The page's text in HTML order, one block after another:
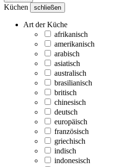
Küchen schließen
Art der Küche
afrikanisch
amerikanisch
arabisch
asiatisch
australisch
brasilianisch
britisch
chinesisch
deutsch
europäisch
französisch
griechisch
indisch
indonesisch